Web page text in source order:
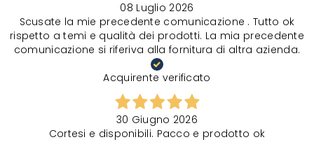
08 Luglio 2026
Scusate la mie precedente comunicazione . Tutto ok
rispetto a temi e qualità dei prodotti. La mia precedente
comunicazione si riferiva alla fornitura di altra azienda.
Acquirente verificato
30 Giugno 2026
Cortesi e disponibili. Pacco e prodotto ok